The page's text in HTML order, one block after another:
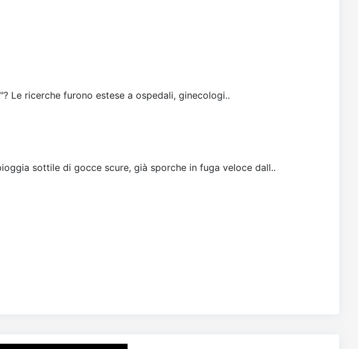
Le ricerche furono estese a ospedali, ginecologi..
sottile di gocce scure, già sporche in fuga veloce dall..